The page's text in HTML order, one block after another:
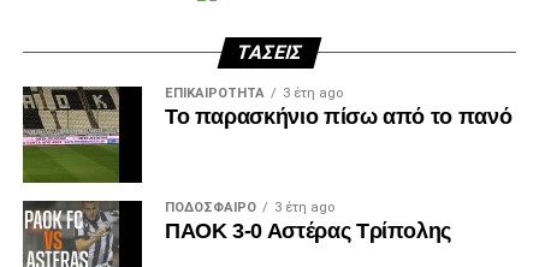
ΤΆΣΕΙΣ
ΕΠΙΚΑΙΡΌΤΗΤΑ 3 έτη ago
Το παρασκήνιο πίσω από το πανό
ΠΟΔΌΣΦΑΙΡΟ 3 έτη ago
ΠΑΟΚ 3-0 Αστέρας Τρίπολης